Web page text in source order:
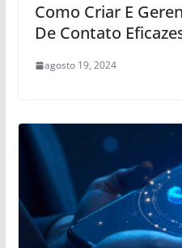
Como Criar E
De Contato
agosto 19, 2024